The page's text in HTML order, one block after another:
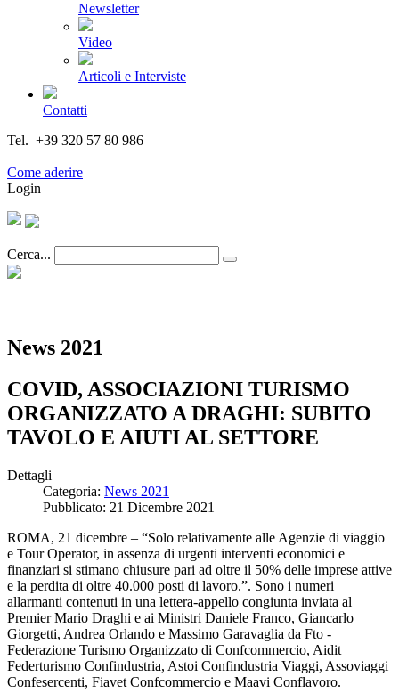
Newsletter
Video
Articoli e Interviste
Contatti
Tel. +39 320 57 80 986
Come aderire
Login
Cerca...
News 2021
COVID, ASSOCIAZIONI TURISMO
ORGANIZZATO A DRAGHI: SUBITO
TAVOLO E AIUTI AL SETTORE
Dettagli
Categoria: News 2021
Pubblicato: 21 Dicembre 2021
ROMA, 21 dicembre – “Solo relativamente alle Agenzie di viaggio
e Tour Operator, in assenza di urgenti interventi economici e
finanziari si stimano chiusure pari ad oltre il 50% delle imprese attive
e la perdita di oltre 40.000 posti di lavoro.”. Sono i numeri
allarmanti contenuti in una lettera-appello congiunta inviata al
Premier Mario Draghi e ai Ministri Daniele Franco, Giancarlo
Giorgetti, Andrea Orlando e Massimo Garavaglia da Fto -
Federazione Turismo Organizzato di Confcommercio, Aidit
Federturismo Confindustria, Astoi Confindustria Viaggi, Assoviaggi
Confesercenti, Fiavet Confcommercio e Maavi Conflavoro.